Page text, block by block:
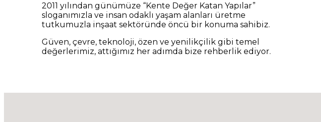
2011 yılından günümüze “Kente Değer Katan Yapılar”
sloganımızla ve insan odaklı yaşam alanları üretme
tutkumuzla inşaat sektöründe öncü bir konuma sahibiz.
Güven, çevre, teknoloji, özen ve yenilikçilik gibi temel
değerlerimiz, attığımız her adımda bize rehberlik ediyor.